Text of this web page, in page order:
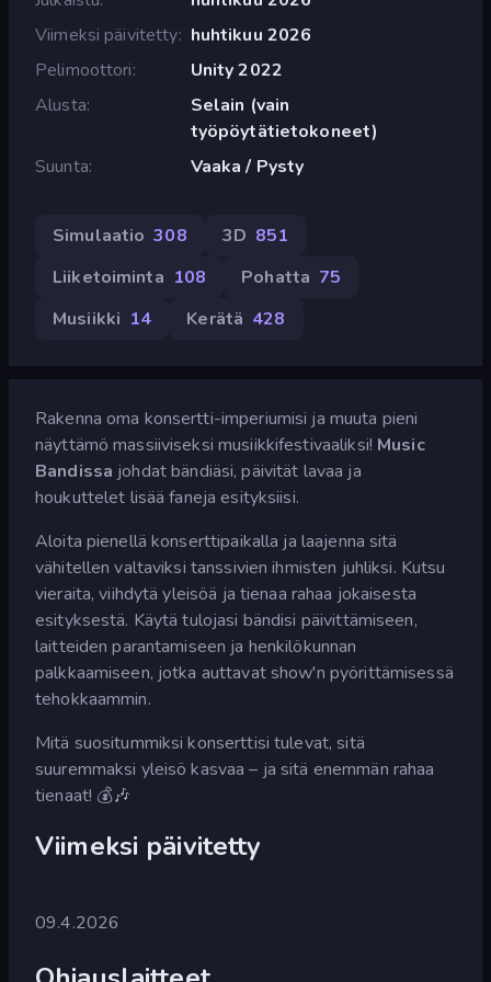
Viimeksi päivitetty huhtikuu 2026
Pelimoottori
Unity 2022
Alusta
Selain (vain
työpöytätietokoneet)
Suunta
Vaaka / Pysty
Simulaatio 308 3D 851
Liiketoiminta 108 Pohatta 75
Musiikki 14 Kerätä 428
Rakenna oma konsertti-imperiumisi ja muuta pieni
näyttämö massiiviseksi musiikkifestivaaliksi! Music
Bandissa johdat bändiäsi, päivität lavaa ja
houkuttelet lisää faneja esityksiisi.
Aloita pienellä konserttipaikalla ja laajenna sitä
vähitellen valtaviksi tanssivien ihmisten juhliksi. Kutsu
vieraita, viihdytä yleisöä ja tienaa rahaa jokaisesta
esityksestä. Käytä tulojasi bändisi päivittämiseen,
laitteiden parantamiseen ja henkilökunnan
palkkaamiseen, jotka auttavat show'n pyörittämisessä
tehokkaammin.
Mitä suositummiksi konserttisi tulevat, sitä
suuremmaksi yleisö kasvaa – ja sitä enemmän rahaa
tienaat! 💰🎶
Viimeksi päivitetty
09.4.2026